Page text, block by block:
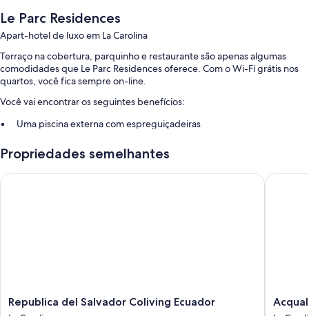
Le Parc Residences
Apart-hotel de luxo em La Carolina
Terraço na cobertura, parquinho e restaurante são apenas algumas
comodidades que Le Parc Residences oferece. Com o Wi-Fi grátis nos
quartos, você fica sempre on-line.
Você vai encontrar os seguintes benefícios:
Uma piscina externa com espreguiçadeiras
o aeroporto (sobretaxa) e móveis para ambientes ao ar livre
Serviço de entrega de refeições local, reserva natural e recepção 24
Outras conveniências em todos os quartos são:
Propriedades semelhantes
Republica
del
Republica del Salvador Coliving Ecuador
Republica del Salvador Coliving Ecuador
Suites